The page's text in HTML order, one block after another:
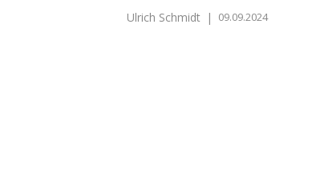
Ulrich Schmidt | 09.09.2024